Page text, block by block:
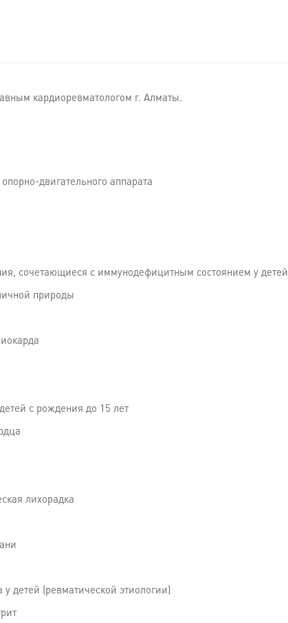
кардиоревматологом г. Алматы.
двигательного аппарата
сочетающиеся с иммунодефицитным состоянием у детей
природы
с рождения до 15 лет
лихорадка
детей (ревматической этиологии)